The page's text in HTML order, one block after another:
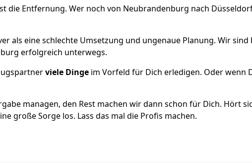
die Entfernung. Wer noch von Neubrandenburg nach
als eine schlechte Umsetzung und ungenaue Planung. Wir sind
erfolgreich unterwegs.
viele Dinge im Vorfeld für Dich erledigen. Oder wenn
managen, den Rest machen wir dann schon für Dich. Hört
große Sorge los. Lass das mal die Profis machen.